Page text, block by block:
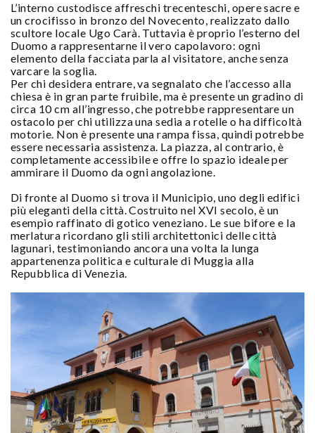
L’interno custodisce affreschi trecenteschi, opere sacre e
un crocifisso in bronzo del Novecento, realizzato dallo
scultore locale Ugo Carà. Tuttavia è proprio l’esterno del
Duomo a rappresentarne il vero capolavoro: ogni
elemento della facciata parla al visitatore, anche senza
varcare la soglia.
Per chi desidera entrare, va segnalato che l’accesso alla
chiesa è in gran parte fruibile, ma è presente un gradino di
circa 10 cm all’ingresso, che potrebbe rappresentare un
ostacolo per chi utilizza una sedia a rotelle o ha difficoltà
motorie. Non è presente una rampa fissa, quindi potrebbe
essere necessaria assistenza. La piazza, al contrario, è
completamente accessibile e offre lo spazio ideale per
ammirare il Duomo da ogni angolazione.
Di fronte al Duomo si trova il Municipio, uno degli edifici
più eleganti della città. Costruito nel XVI secolo, è un
esempio raffinato di gotico veneziano. Le sue bifore e la
merlatura ricordano gli stili architettonici delle città
lagunari, testimoniando ancora una volta la lunga
appartenenza politica e culturale di Muggia alla
Repubblica di Venezia.